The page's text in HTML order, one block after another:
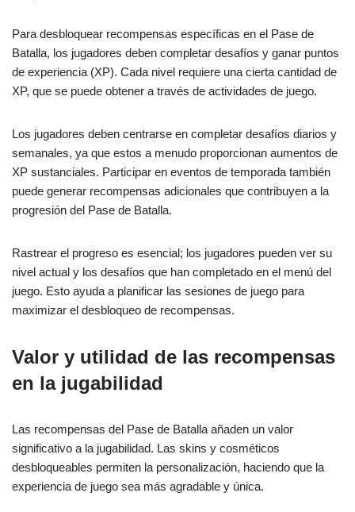
Para desbloquear recompensas específicas en el Pase de
Batalla, los jugadores deben completar desafíos y ganar puntos
de experiencia (XP). Cada nivel requiere una cierta cantidad de
XP, que se puede obtener a través de actividades de juego.
Los jugadores deben centrarse en completar desafíos diarios y
semanales, ya que estos a menudo proporcionan aumentos de
XP sustanciales. Participar en eventos de temporada también
puede generar recompensas adicionales que contribuyen a la
progresión del Pase de Batalla.
Rastrear el progreso es esencial; los jugadores pueden ver su
nivel actual y los desafíos que han completado en el menú del
juego. Esto ayuda a planificar las sesiones de juego para
maximizar el desbloqueo de recompensas.
Valor y utilidad de las recompensas
en la jugabilidad
Las recompensas del Pase de Batalla añaden un valor
significativo a la jugabilidad. Las skins y cosméticos
desbloqueables permiten la personalización, haciendo que la
experiencia de juego sea más agradable y única.